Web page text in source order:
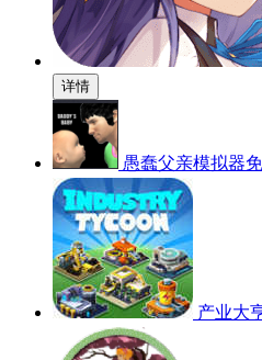
详情
愚蠢父亲模拟器
产业大